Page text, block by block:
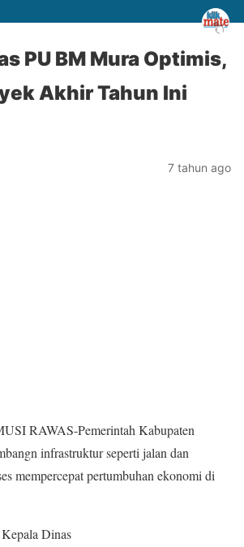
PU BM Mura Optimis,
Akhir Tahun Ini
7 tahun ago
RAWAS-Pemerintah Kabupaten
infrastruktur seperti jalan dan
mempercepat pertumbuhan ekonomi di
Dinas